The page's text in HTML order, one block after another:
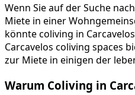
Wenn Sie auf der Suche
Miete in einer
könnte coliving in
Carcavelos coliving spaces
zur Miete in einigen der
Warum Coliving in